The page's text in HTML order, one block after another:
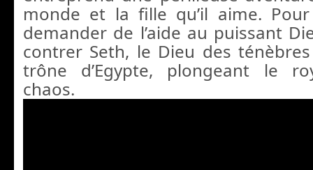
monde et la fille qu’il aime.
demander de l’aide au puissant
contrer Seth, le Dieu des
trône d’Egypte, plongeant le
chaos.